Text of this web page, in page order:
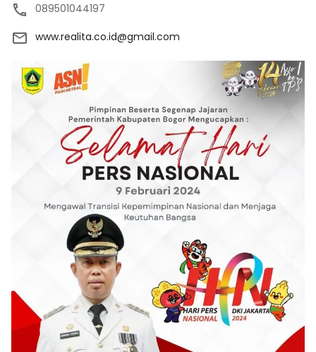
089501044197
www.realita.co.id@gmail.com